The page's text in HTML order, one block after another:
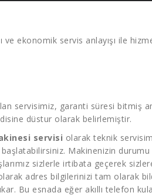
ve ekonomik servis anlayışı ile
servisimiz, garanti süresi bitmiş
düstur olarak belirlemiştir.
servisi olarak teknik
Makinenizin
sizlerle irtibata geçerek
adres bilgilerinizi tam olarak
Bu esnada eğer akıllı telefon